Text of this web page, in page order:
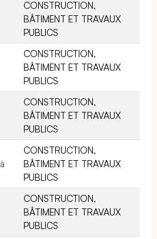
CONSTRUCTION,
BÂTIMENT ET TRAVAUX
PUBLICS
CONSTRUCTION,
BÂTIMENT ET TRAVAUX
PUBLICS
CONSTRUCTION,
BÂTIMENT ET TRAVAUX
PUBLICS
CONSTRUCTION,
BÂTIMENT ET TRAVAUX
PUBLICS
CONSTRUCTION,
BÂTIMENT ET TRAVAUX
PUBLICS